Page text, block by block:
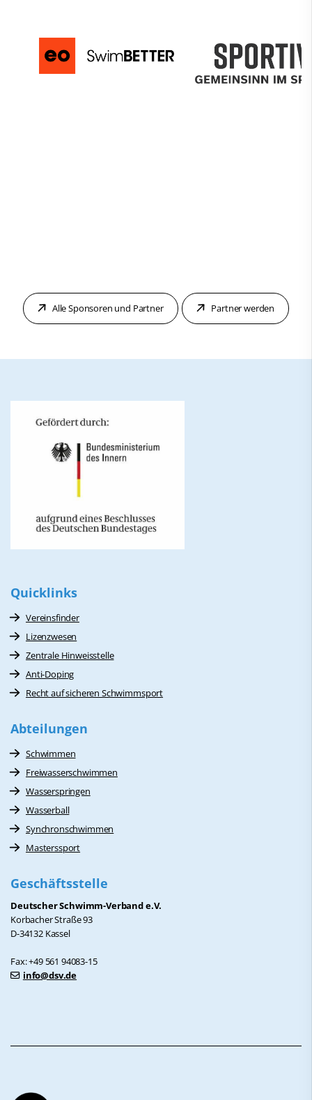
Alle Sponsoren und Partner Partner werden
Quicklinks
Vereinsfinder
Lizenzwesen
Zentrale Hinweisstelle
Anti-Doping
Recht auf sicheren Schwimmsport
Abteilungen
Schwimmen
Freiwasserschwimmen
Wasserspringen
Wasserball
Synchronschwimmen
Masterssport
Geschäftsstelle
Deutscher Schwimm-Verband e.V.
Korbacher Straße 93
D-34132 Kassel
Fax: +49 561 94083-15
info@dsv.de